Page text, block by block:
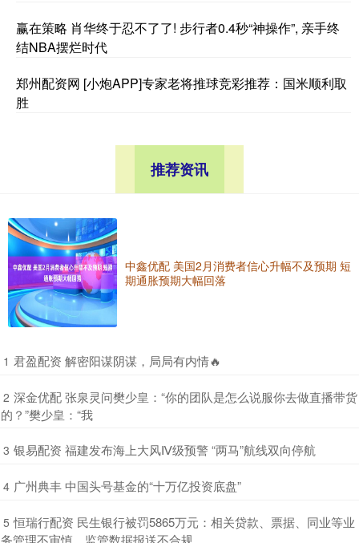
赢在策略 肖华终于忍不了了! 步行者0.4秒“神操作”, 亲手终
结NBA摆烂时代
郑州配资网 [小炮APP]专家老将推球竞彩推荐：国米顺利取
胜
推荐资讯
中鑫优配 美国2月消费者信心升幅不及预期 短
期通胀预期大幅回落
1 ​君盈配资 解密阳谋阴谋，局局有内情🔥
2 ​深金优配 张泉灵问樊少皇：“你的团队是怎么说服你去做直播带货
的？”樊少皇：“我
3 ​银易配资 福建发布海上大风Ⅳ级预警 “两马”航线双向停航
4 ​广州典丰 中国头号基金的“十万亿投资底盘”
5 ​恒瑞行配资 民生银行被罚5865万元：相关贷款、票据、同业等业
务管理不审慎，监管数据报送不合规